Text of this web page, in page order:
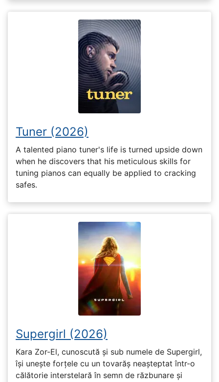
Tuner (2026)
A talented piano tuner's life is turned upside down
when he discovers that his meticulous skills for
tuning pianos can equally be applied to cracking
safes.
Supergirl (2026)
Kara Zor-El, cunoscută și sub numele de Supergirl,
își unește forțele cu un tovarăș neașteptat într-o
călătorie interstelară în semn de răzbunare și